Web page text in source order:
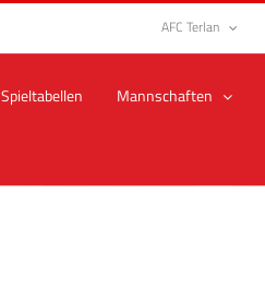
AFC Terlan
Spieltabellen Mannschaften